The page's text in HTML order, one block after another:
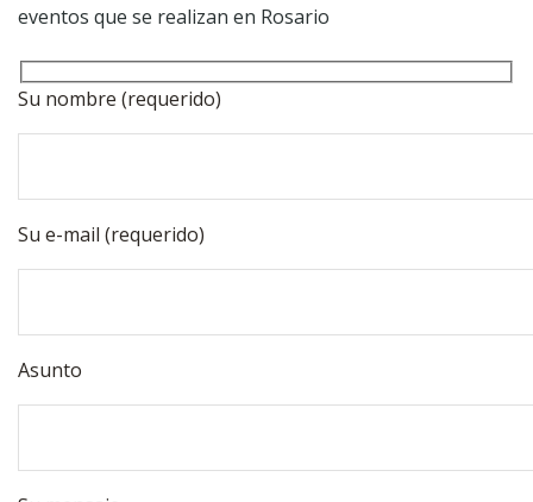
eventos que se realizan en Rosario
Su nombre (requerido)
Su e-mail (requerido)
Asunto